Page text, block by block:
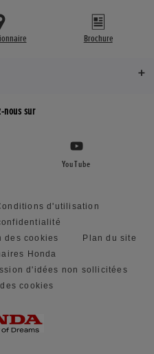
Brochure
nous sur
YouTube
d'utilisation
des cookies
Plan du site
Honda
d'idées non sollicitées
cookies